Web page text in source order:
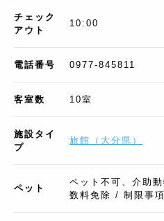
チェック
アウト
10:00
電話番号 0977-845811
客室数 10室
施設タイ
プ
旅館 （ 大分県 ）
ペット
ペット不可、介助
数料免除 / 制限事